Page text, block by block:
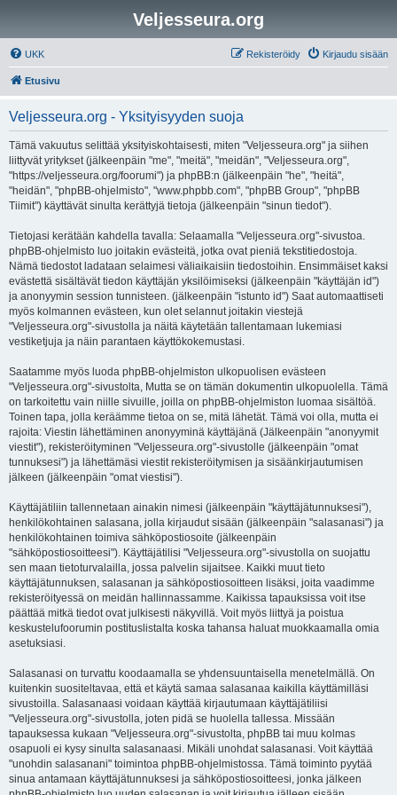
Veljesseura.org
UKK Kirjaudu sisään
Rekisteröidy
Etusivu
Veljesseura.org - Yksityisyyden suoja
Tämä vakuutus selittää yksityiskohtaisesti, miten "Veljesseura.org" ja siihen
liittyvät yritykset (jälkeenpäin "me", "meitä", "meidän", "Veljesseura.org",
"https://veljesseura.org/foorumi") ja phpBB:n (jälkeenpäin "he", "heitä",
"heidän", "phpBB-ohjelmisto", "www.phpbb.com", "phpBB Group", "phpBB
Tiimit") käyttävät sinulta kerättyjä tietoja (jälkeenpäin "sinun tiedot").
Tietojasi kerätään kahdella tavalla: Selaamalla "Veljesseura.org"-sivustoa.
phpBB-ohjelmisto luo joitakin evästeitä, jotka ovat pieniä tekstitiedostoja.
Nämä tiedostot ladataan selaimesi väliaikaisiin tiedostoihin. Ensimmäiset kaksi
evästettä sisältävät tiedon käyttäjän yksilöimiseksi (jälkeenpäin "käyttäjän id")
ja anonyymin session tunnisteen. (jälkeenpäin "istunto id") Saat automaattiseti
myös kolmannen evästeen, kun olet selannut joitakin viestejä
"Veljesseura.org"-sivustolla ja näitä käytetään tallentamaan lukemiasi
vestiketjuja ja näin parantaen käyttökokemustasi.
Saatamme myös luoda phpBB-ohjelmiston ulkopuolisen evästeen
"Veljesseura.org"-sivustolta, Mutta se on tämän dokumentin ulkopuolella. Tämä
on tarkoitettu vain niille sivuille, joilla on phpBB-ohjelmiston luomaa sisältöä.
Toinen tapa, jolla keräämme tietoa on se, mitä lähetät. Tämä voi olla, mutta ei
rajoita: Viestin lähettäminen anonyyminä käyttäjänä (Jälkeenpäin "anonyymit
viestit"), rekisteröityminen "Veljesseura.org"-sivustolle (jälkeenpäin "omat
tunnuksesi") ja lähettämäsi viestit rekisteröitymisen ja sisäänkirjautumisen
jälkeen (jälkeenpäin "omat viestisi").
Käyttäjätiliin tallennetaan ainakin nimesi (jälkeenpäin "käyttäjätunnuksesi"),
henkilökohtainen salasana, jolla kirjaudut sisään (jälkeenpäin "salasanasi") ja
henkilökohtainen toimiva sähköpostiosoite (jälkeenpäin
"sähköpostiosoitteesi"). Käyttäjätilisi "Veljesseura.org"-sivustolla on suojattu
sen maan tietoturvalailla, jossa palvelin sijaitsee. Kaikki muut tieto
käyttäjätunnuksen, salasanan ja sähköpostiosoitteen lisäksi, joita vaadimme
rekisteröityessä on meidän hallinnassamme. Kaikissa tapauksissa voit itse
päättää mitkä tiedot ovat julkisesti näkyvillä. Voit myös liittyä ja poistua
keskustelufoorumin postituslistalta koska tahansa haluat muokkaamalla omia
asetuksiasi.
Salasanasi on turvattu koodaamalla se yhdensuuntaisella menetelmällä. On
kuitenkin suositeltavaa, että et käytä samaa salasanaa kaikilla käyttämilläsi
sivustoilla. Salasanaasi voidaan käyttää kirjautumaan käyttäjätiliisi
"Veljesseura.org"-sivustolla, joten pidä se huolella tallessa. Missään
tapauksessa kukaan "Veljesseura.org"-sivustolta, phpBB tai muu kolmas
osapuoli ei kysy sinulta salasanaasi. Mikäli unohdat salasanasi. Voit käyttää
"unohdin salasanani" toimintoa phpBB-ohjelmistossa. Tämä toiminto pyytää
sinua antamaan käyttäjätunnuksesi ja sähköpostiosoitteesi, jonka jälkeen